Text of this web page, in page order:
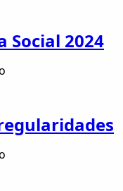
Social 2024